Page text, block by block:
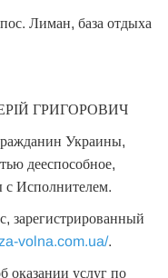
Лиман, база отдыха
ГРИГОРОВИЧ
Украины,
дееспособное,
с Исполнителем.
зарегистрированный
volna.com.ua/.
оказании услуг по